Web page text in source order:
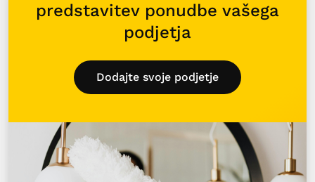
predstavitev ponudbe vašega
podjetja
Dodajte svoje podjetje